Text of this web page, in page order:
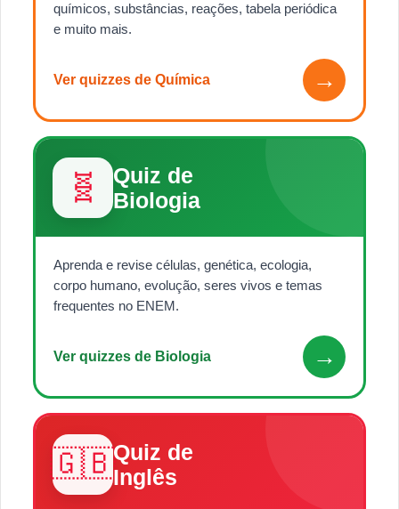
químicos, substâncias, reações, tabela periódica
e muito mais.
Ver quizzes de Química →
🧬
Quiz de
Biologia
Aprenda e revise células, genética, ecologia,
corpo humano, evolução, seres vivos e temas
frequentes no ENEM.
Ver quizzes de Biologia →
🇬🇧Quiz de
Inglês